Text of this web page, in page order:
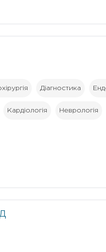
Діагностика
Кардіологія Неврологія